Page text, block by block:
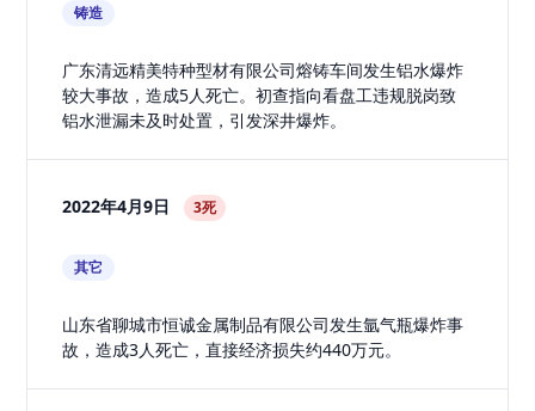
铸造
广东清远精美特种型材有限公司熔铸车间发生铝水爆炸
较大事故，造成5人死亡。初查指向看盘工违规脱岗致
铝水泄漏未及时处置，引发深井爆炸。
2022年4月9日 3死
其它
山东省聊城市恒诚金属制品有限公司发生氩气瓶爆炸事
故，造成3人死亡，直接经济损失约440万元。